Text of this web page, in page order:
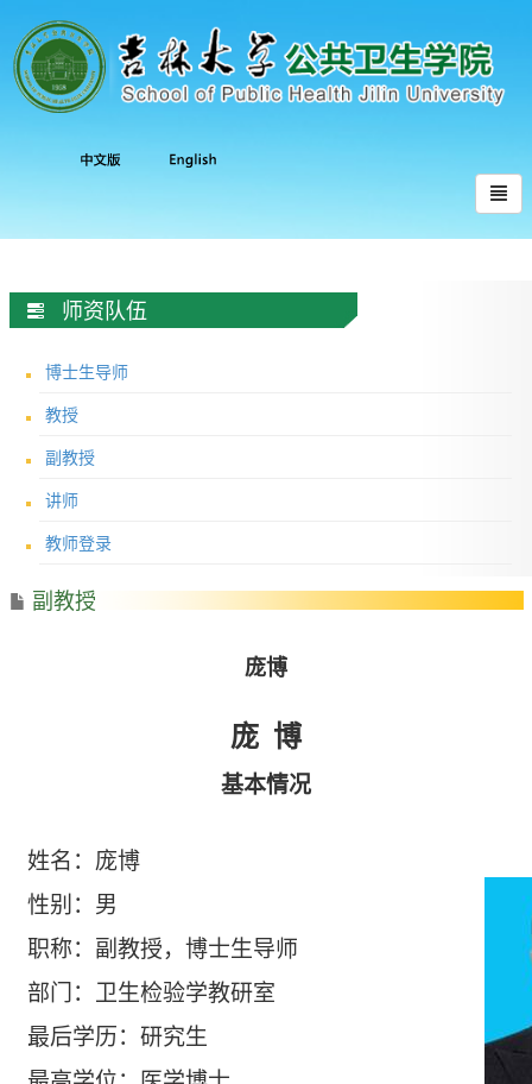
师资队伍
博士生导师
教授
副教授
讲师
教师登录
副教授
庞博
庞 博
基本情况
姓名：庞博
性别：男
职称：副教授，博士生导师
部门：卫生检验学教研室
最后学历：研究生